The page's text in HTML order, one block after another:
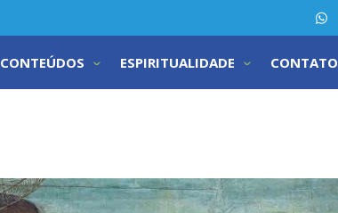
CONTEÚDOS ESPIRITUALIDADE CONTATO